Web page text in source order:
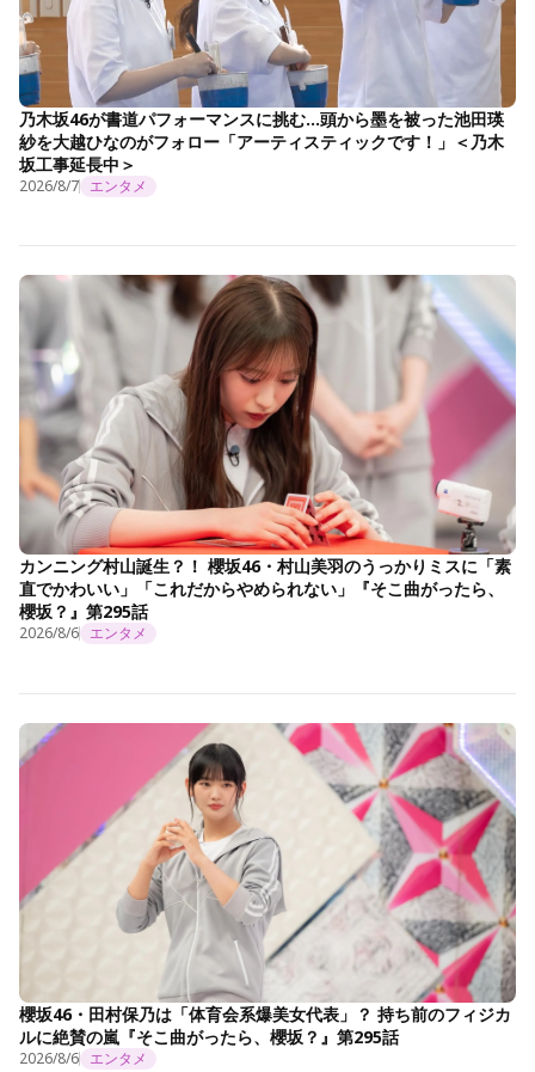
乃木坂46が書道パフォーマンスに挑む…頭から墨を被った池田瑛
紗を大越ひなのがフォロー「アーティスティックです！」＜乃木
坂工事延長中＞
2026/8/7 エンタメ
カンニング村山誕生？！ 櫻坂46・村山美羽のうっかりミスに「素
直でかわいい」「これだからやめられない」『そこ曲がったら、
櫻坂？』第295話
2026/8/6 エンタメ
櫻坂46・田村保乃は「体育会系爆美女代表」？ 持ち前のフィジカ
ルに絶賛の嵐『そこ曲がったら、櫻坂？』第295話
2026/8/6 エンタメ